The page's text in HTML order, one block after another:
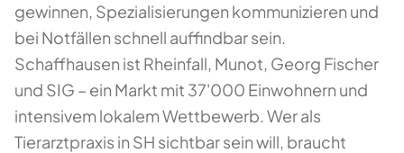
gewinnen, Spezialisierungen kommunizieren und
bei Notfällen schnell auffindbar sein.
Schaffhausen ist Rheinfall, Munot, Georg Fischer
und SIG – ein Markt mit 37'000 Einwohnern und
intensivem lokalem Wettbewerb. Wer als
Tierarztpraxis in SH sichtbar sein will, braucht